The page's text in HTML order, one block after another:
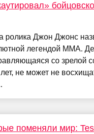
ролика Джон Джонс
легендой ММА.
со зрелой
не может не
поменяли мир: